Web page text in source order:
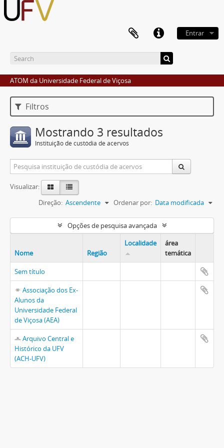
Entrar
ATOM da Universidade Federal de Viçosa
Filtros
Mostrando 3 resultados
Instituição de custódia de acervos
Visualizar:
Ordenar por: Data modificada
Direção: Ascendente
Opções de pesquisa avançada
Nome Região
Localidade
área
temática
Sem título
Associação dos Ex-
Alunos da
Universidade Federal
de Viçosa (AEA)
Arquivo Central e
Histórico da UFV
(ACH-UFV)